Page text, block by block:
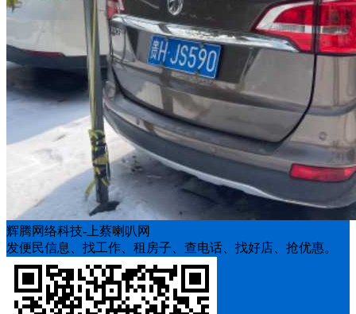
辉腾网络科技-上蔡喇叭网
发便民信息、找工作、租房子、查电话、找好店、抢优惠。